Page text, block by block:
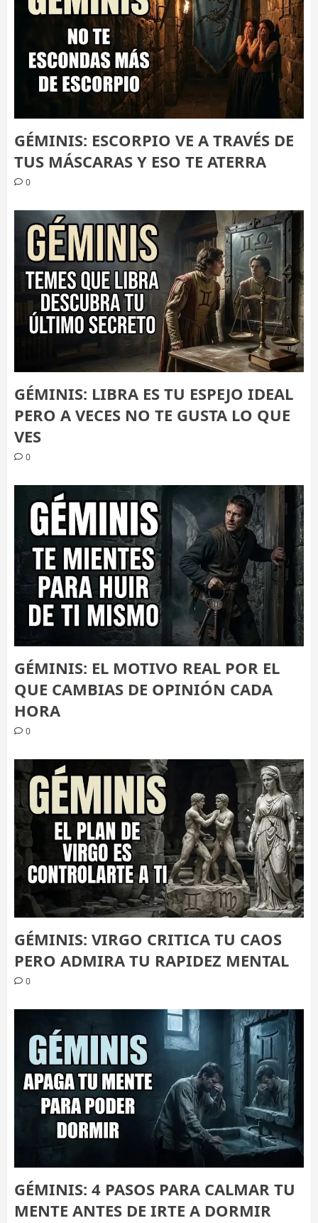
GÉMINIS: ESCORPIO VE A TRAVÉS DE
TUS MÁSCARAS Y ESO TE ATERRA
0
GÉMINIS: LIBRA ES TU ESPEJO IDEAL
PERO A VECES NO TE GUSTA LO QUE
VES
0
GÉMINIS: EL MOTIVO REAL POR EL
QUE CAMBIAS DE OPINIÓN CADA
HORA
0
GÉMINIS: VIRGO CRITICA TU CAOS
PERO ADMIRA TU RAPIDEZ MENTAL
0
GÉMINIS: 4 PASOS PARA CALMAR TU
MENTE ANTES DE IRTE A DORMIR